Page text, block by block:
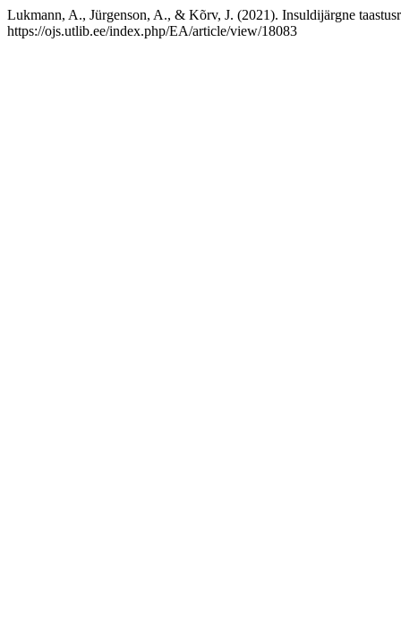
Lukmann, A., Jürgenson, A., & Kõrv, J. (2021). Insuldijärgne
https://ojs.utlib.ee/index.php/EA/article/view/18083